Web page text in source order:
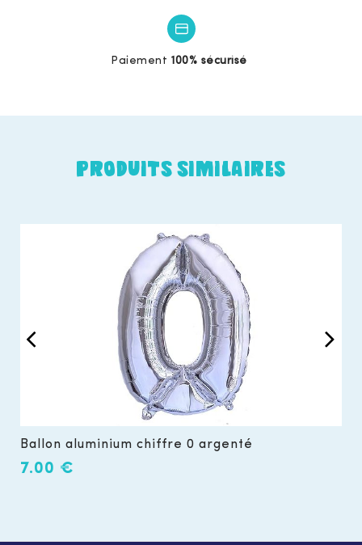
Paiement 100% sécurisé
PRODUITS SIMILAIRES
Ballon aluminium chiffre 0 argenté
7.00 €